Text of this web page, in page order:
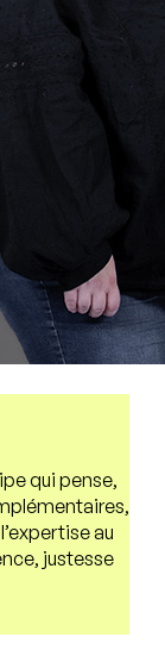
qui pense,
au
justesse